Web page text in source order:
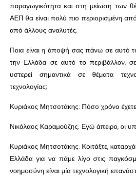
παραγωγικότητα και στη μείωση των
ΑΕΠ θα είναι πολύ πιο περιορισμένη
από άλλους αναλυτές.
Ποια είναι η άποψή σας πάνω σε αυτό
την Ελλάδα σε αυτό το περιβάλλον,
υστερεί σημαντικά σε θέματα
τεχνολογίας;
Κυριάκος Μητσοτάκης: Πόσο χρόνο
Νικόλαος Καραμούζης: Εγώ άπειρο, οι
Κυριάκος Μητσοτάκης: Κοιτάξτε,
Ελλάδα για να πάμε λίγο στις
νοημοσύνη είναι μία τεχνολογική